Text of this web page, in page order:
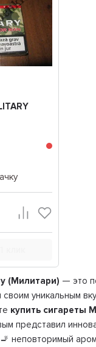
(Милитари) — это
уникальным
купить сигареты
представил
неповторимый